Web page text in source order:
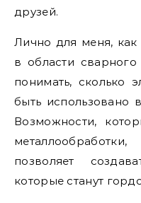
друзей.
Лично для меня, как
в области
понимать, сколько
быть использовано
Возможности,
позволяет
которые станут